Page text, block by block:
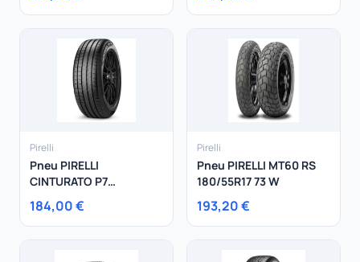
Pirelli
Pneu PIRELLI
CINTURATO P7
245/40R19 94W
184,00 €
Pirelli
Pneu PIRELLI MT60 RS
180/55R17 73 W
193,20 €